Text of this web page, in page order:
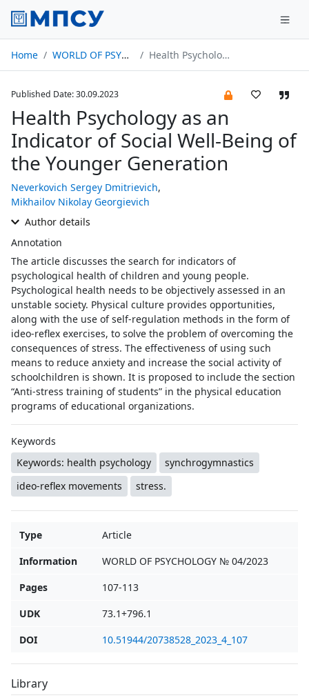
Home WORLD OF PSYCHOLOGY № 04/2023 Health Psychology as an Indicator of Social Well-Being of the Younger Generation
Published Date: 30.09.2023
Health Psychology as an
Indicator of Social Well-Being of
the Younger Generation
Neverkovich Sergey Dmitrievich,
Mikhailov Nikolay Georgievich
Author details
Annotation
The article discusses the search for indicators of
psychological health of children and young people.
Psychological health needs to be objectively assessed in an
unstable society. Physical culture provides opportunities,
along with the use of self-regulation methods in the form of
ideo-reflex exercises, to solve the problem of overcoming the
consequences of stress. The effectiveness of using such
means to reduce anxiety and increase the social activity of
schoolchildren is shown. It is proposed to include the section
“Anti-stress training of students” in the physical education
programs of educational organizations.
Keywords
Keywords: health psychology
synchrogymnastics
ideo-reflex movements
stress.
Type
Article
Information
WORLD OF PSYCHOLOGY № 04/2023
Pages
107-113
UDK
73.1+796.1
DOI
10.51944/20738528_2023_4_107
Library